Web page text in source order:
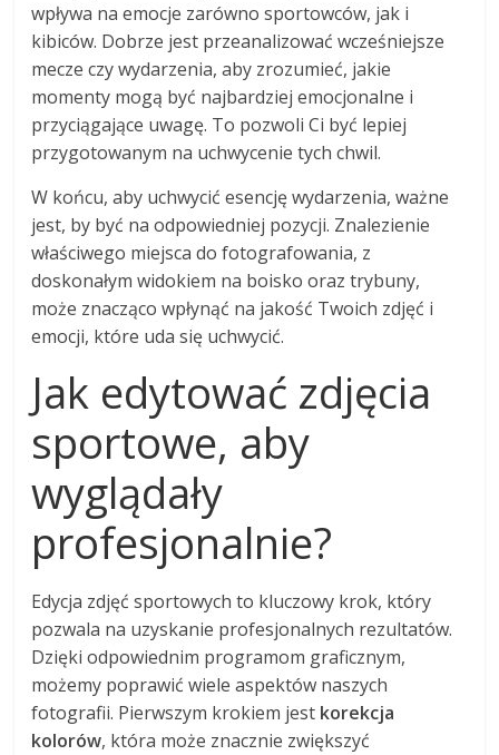
wpływa na emocje zarówno sportowców, jak i
kibiców. Dobrze jest przeanalizować wcześniejsze
mecze czy wydarzenia, aby zrozumieć, jakie
momenty mogą być najbardziej emocjonalne i
przyciągające uwagę. To pozwoli Ci być lepiej
przygotowanym na uchwycenie tych chwil.
W końcu, aby uchwycić esencję wydarzenia, ważne
jest, by być na odpowiedniej pozycji. Znalezienie
właściwego miejsca do fotografowania, z
doskonałym widokiem na boisko oraz trybuny,
może znacząco wpłynąć na jakość Twoich zdjęć i
emocji, które uda się uchwycić.
Jak edytować zdjęcia
sportowe, aby
wyglądały
profesjonalnie?
Edycja zdjęć sportowych to kluczowy krok, który
pozwala na uzyskanie profesjonalnych rezultatów.
Dzięki odpowiednim programom graficznym,
możemy poprawić wiele aspektów naszych
fotografii. Pierwszym krokiem jest korekcja
kolorów, która może znacznie zwiększyć